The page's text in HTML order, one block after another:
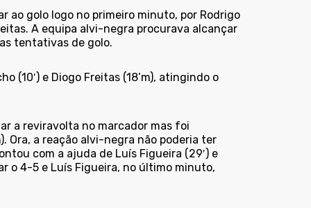
ao golo logo no primeiro minuto, por Rodrigo
A equipa alvi-negra procurava alcançar
tentativas de golo.
(10′) e Diogo Freitas (18’m), atingindo o
a reviravolta no marcador mas foi
Ora, a reação alvi-negra não poderia ter
com a ajuda de Luís Figueira (29′) e
o 4-5 e Luís Figueira, no último minuto,